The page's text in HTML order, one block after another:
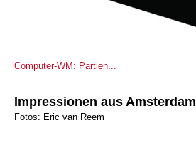
Computer-WM: Partien...
Impressionen aus Amsterdam
Fotos: Eric van Reem